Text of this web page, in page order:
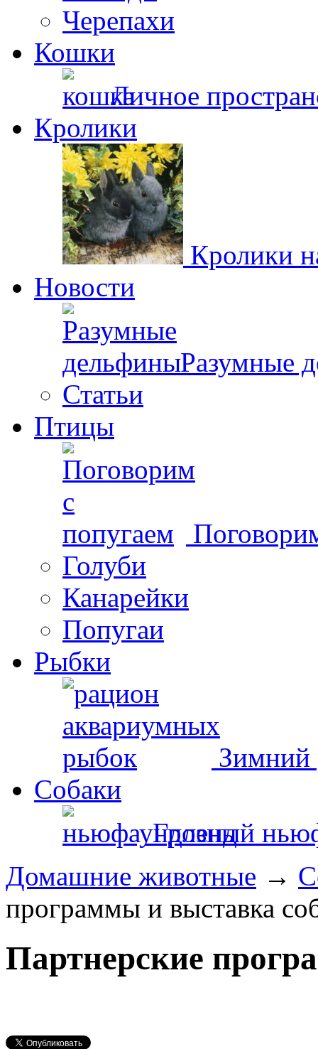
Черепахи
Кошки
Личное
Кролики
Кролики
Новости
Разумные
Статьи
Птицы
Голуби
Канарейки
Попугаи
Рыбки
Зимний
Собаки
Грозный
Домашние животные →
программы и выставка
Партнерские